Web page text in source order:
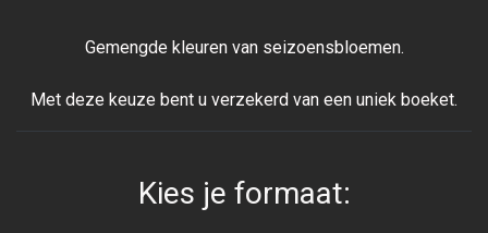
Gemengde kleuren van seizoensbloemen.
Met deze keuze bent u verzekerd van een uniek boeket.
Kies je formaat: